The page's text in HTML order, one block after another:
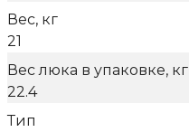
Вес, кг
21
Вес люка в упаковке, кг
22.4
Тип